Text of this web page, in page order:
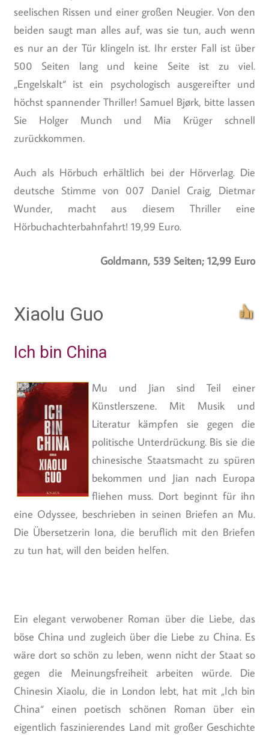
seelischen Rissen und einer großen Neugier. Von den
beiden saugt man alles auf, was sie tun, auch wenn
es nur an der Tür klingeln ist. Ihr erster Fall ist über
500 Seiten lang und keine Seite ist zu viel.
„Engelskalt“ ist ein psychologisch ausgereifter und
höchst spannender Thriller! Samuel Bjørk, bitte lassen
Sie Holger Munch und Mia Krüger schnell
zurückkommen.
Auch als Hörbuch erhältlich bei der Hörverlag. Die
deutsche Stimme von 007 Daniel Craig, Dietmar
Wunder, macht aus diesem Thriller eine
Hörbuchachterbahnfahrt! 19,99 Euro.
Goldmann, 539 Seiten; 12,99 Euro
Xiaolu Guo
Ich bin China
Mu und Jian sind Teil einer
Künstlerszene. Mit Musik und
Literatur kämpfen sie gegen die
politische Unterdrückung. Bis sie die
chinesische Staatsmacht zu spüren
bekommen und Jian nach Europa
fliehen muss. Dort beginnt für ihn
eine Odyssee, beschrieben in seinen Briefen an Mu.
Die Übersetzerin Iona, die beruflich mit den Briefen
zu tun hat, will den beiden helfen.
Ein elegant verwobener Roman über die Liebe, das
böse China und zugleich über die Liebe zu China. Es
wäre dort so schön zu leben, wenn nicht der Staat so
gegen die Meinungsfreiheit arbeiten würde. Die
Chinesin Xiaolu, die in London lebt, hat mit „Ich bin
China“ einen poetisch schönen Roman über ein
eigentlich faszinierendes Land mit großer Geschichte